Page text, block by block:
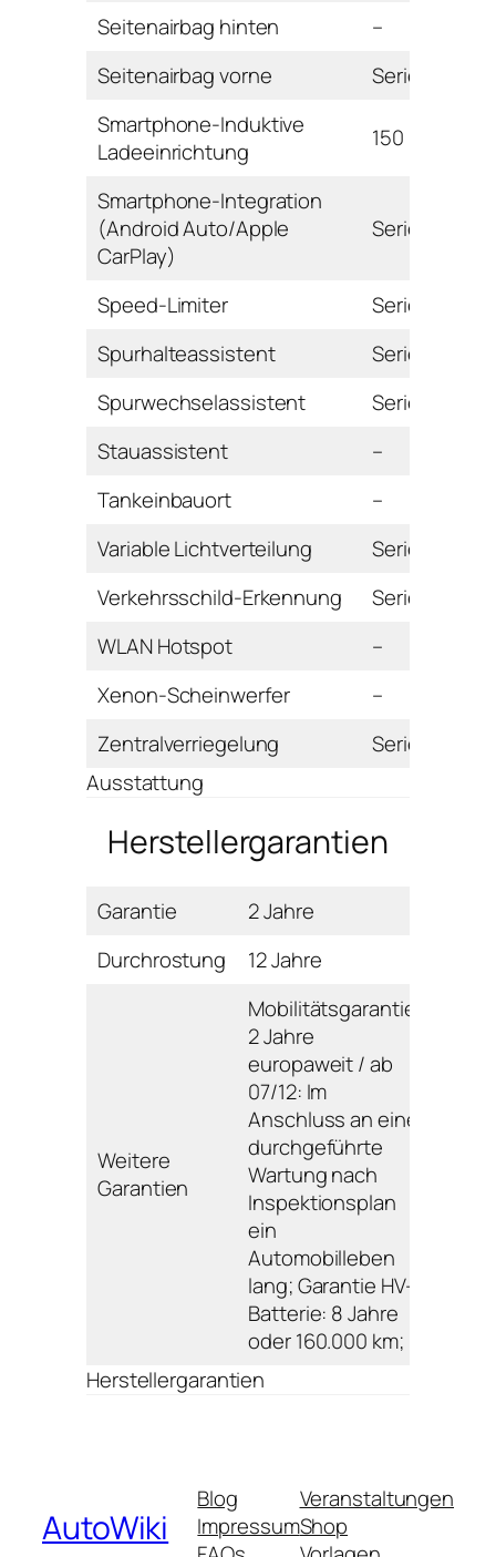
Seitenairbag hinten
–
Seitenairbag vorne
Serie
Smartphone-Induktive
Ladeeinrichtung
150 Euro
Smartphone-Integration
(Android Auto/Apple
CarPlay)
Serie
Speed-Limiter
Serie
Spurhalteassistent
Serie
Spurwechselassistent
Serie
Stauassistent
–
Tankeinbauort
–
Variable Lichtverteilung
Serie
Verkehrsschild-Erkennung
Serie
WLAN Hotspot
–
Xenon-Scheinwerfer
–
Zentralverriegelung
Serie
Ausstattung
Herstellergarantien
Garantie
2 Jahre
Durchrostung
12 Jahre
Weitere
Garantien
Mobilitätsgarantie:
2 Jahre
europaweit / ab
07/12: Im
Anschluss an eine
durchgeführte
Wartung nach
Inspektionsplan
ein
Automobilleben
lang; Garantie HV-
Batterie: 8 Jahre
oder 160.000 km;
Herstellergarantien
AutoWiki
Blog
Impressum
Veranstaltungen
Shop